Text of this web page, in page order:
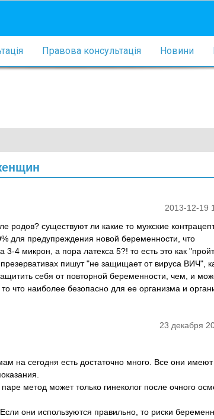
Правова консультація Новини
2013-12-19
родов? существуют ли какие то мужские
для предупреждения новой беременности, что
4 микрон, а пора латекса 5?! то есть это как
пишут "не защищает от вируса ВИЧ",
себя от повторной беременности, чем, и
что наиболее безопасно для ее организма и
23 декабря
на сегодня есть достаточно много. Все они имеют
метод может только гинеколог после очного
они используются правильно, то риски